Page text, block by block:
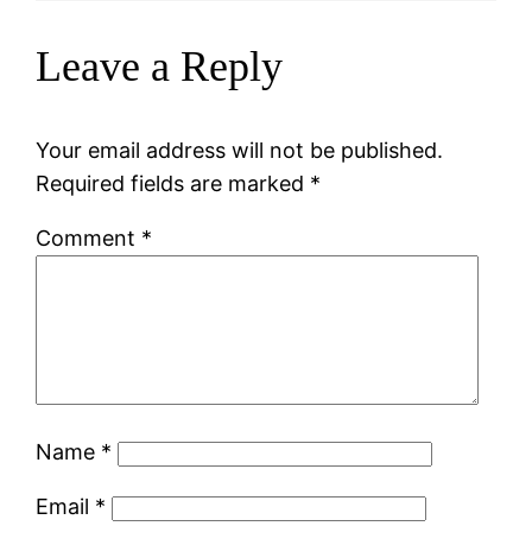
Leave a Reply
Your email address will not be published.
Required fields are marked *
Comment *
Name *
Email *